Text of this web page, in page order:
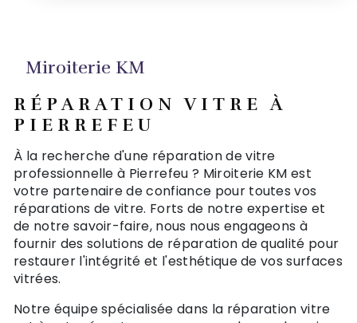
Miroiterie KM
RÉPARATION VITRE À
PIERREFEU
À la recherche d'une réparation de vitre
professionnelle à Pierrefeu ? Miroiterie KM est
votre partenaire de confiance pour toutes vos
réparations de vitre. Forts de notre expertise et
de notre savoir-faire, nous nous engageons à
fournir des solutions de réparation de qualité pour
restaurer l'intégrité et l'esthétique de vos surfaces
vitrées.
Notre équipe spécialisée dans la réparation vitre